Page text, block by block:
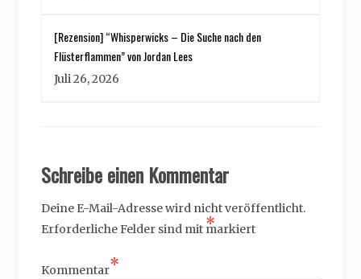
[Rezension] “Whisperwicks – Die Suche nach den
Flüsterflammen” von Jordan Lees
Juli 26, 2026
Schreibe einen Kommentar
Deine E-Mail-Adresse wird nicht veröffentlicht.
Erforderliche Felder sind mit *
markiert
Kommentar*